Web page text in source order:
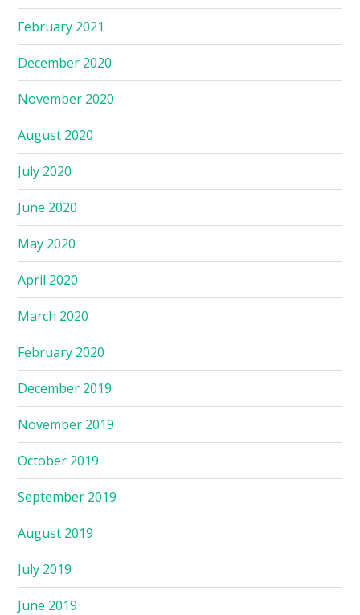
February 2021
December 2020
November 2020
August 2020
July 2020
June 2020
May 2020
April 2020
March 2020
February 2020
December 2019
November 2019
October 2019
September 2019
August 2019
July 2019
June 2019